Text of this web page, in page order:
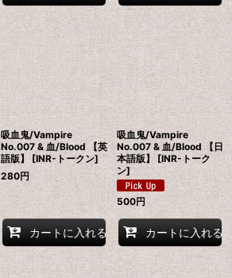
吸血鬼/Vampire
No.007 & 血/Blood 【英
語版】 [INR-トークン]
280円
カートに入れる
吸血鬼/Vampire
No.007 & 血/Blood 【日
本語版】 [INR-トーク
ン]
500円
カートに入れる